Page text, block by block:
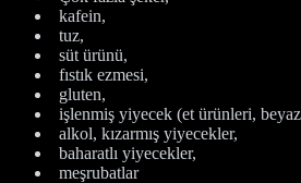
kafein,
tuz,
süt ürünü,
fıstık ezmesi,
gluten,
işlenmiş yiyecek (et ürünleri,
alkol, kızarmış yiyecekler,
baharatlı yiyecekler,
meşrubatlar